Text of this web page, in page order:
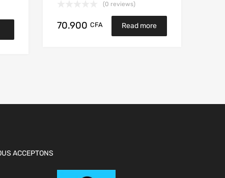
(0 reviews)
70.900 CFA Read more
ACCEPTONS